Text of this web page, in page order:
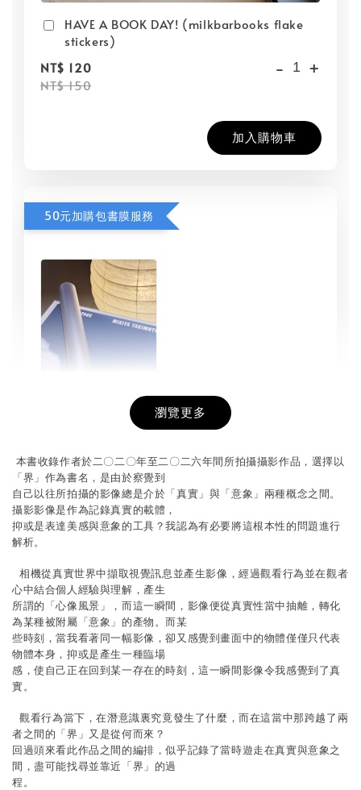
HAVE A BOOK DAY! (milkbarbooks flake
stickers)
NT$ 120
NT$ 150
- +
加入購物車
50元加購包書膜服務
NT$ 50
NT$ 100
- +
加入購物車
瀏覽更多
本書收錄作者於二〇二〇年至二〇二六年間所拍攝攝影作品， 選擇以
「界」作為書名，是由於察覺到
自己以往所拍攝的影像總是介於「真實」與「意象」兩種概念之間。
攝影影像是作為記錄真實的載體，
抑或是表達美感與意象的工具？我認為有必要將這根本性的問題進行
解析。
相機從真實世界中擷取視覺訊息並產生影像，經過觀看行為並在觀者
心中結合個人經驗與理解，產生
所謂的「心像風景」，而這一瞬間，影像便從真實性當中抽離， 轉化
為某種被附屬「意象」的產物。而某
些時刻，當我看著同一幅影像，卻又感覺到畫面中的物體僅僅只代表
物體本身，抑或是產生一種臨場
感，使自己正在回到某一存在的時刻，這一瞬間影像令我感覺到了真
實。
觀看行為當下，在潛意識裏究竟發生了什麼，而在這當中那跨越了兩
者之間的「界」又是從何而來？
回過頭來看此作品之間的編排，似乎記錄了當時遊走在真實與意象之
間，盡可能找尋並靠近「界」 的過
程。